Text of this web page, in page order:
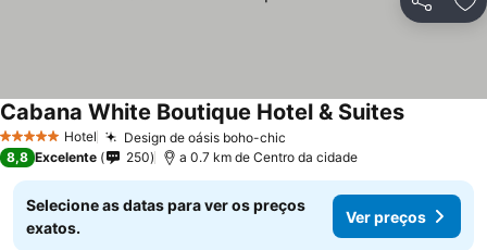
Partilhar
5 Estrelas Hotel Design de oásis boho-chic
Cabana White Boutique Hotel & Suites
8,8 Excelente 250 a 0.7 km de Centro da cidade
Selecione as datas para ver os preços
exatos.
Ver preços